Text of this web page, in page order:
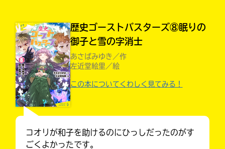
できる掲示板
歴史ゴーストバスターズ⑧眠りの
御子と雪の字消士
あさばみゆき／作
左近堂絵里／絵
この本についてくわしく見てみる！
コオリが和子を助けるのにひっしだったのがす
ごくよかったです。